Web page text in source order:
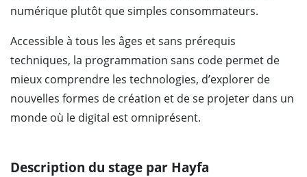
numérique plutôt que simples consommateurs.
Accessible à tous les âges et sans prérequis
techniques, la programmation sans code permet de
mieux comprendre les technologies, d’explorer de
nouvelles formes de création et de se projeter dans un
monde où le digital est omniprésent.
Description du stage par Hayfa